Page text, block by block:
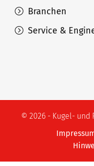
Branchen
Service &
© 2026 - Kugel- und